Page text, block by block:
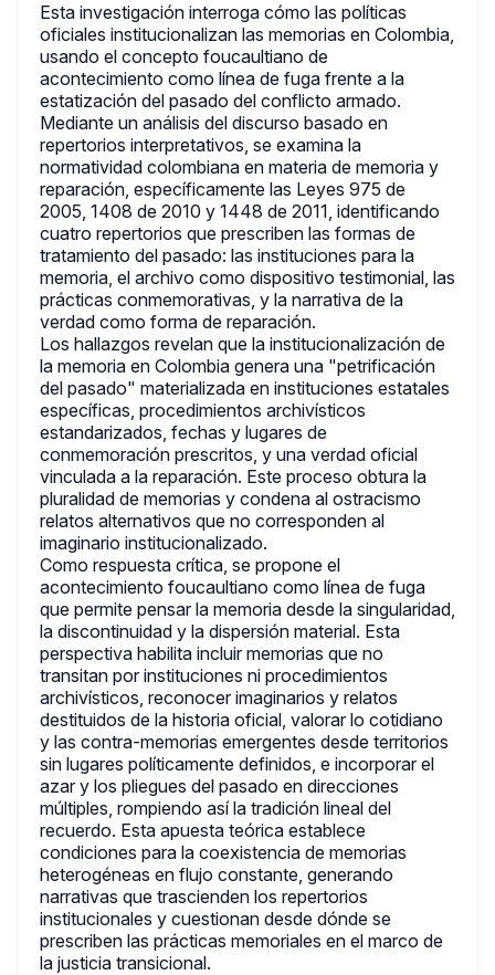
Esta investigación interroga cómo las políticas
oficiales institucionalizan las memorias en Colombia,
usando el concepto foucaultiano de
acontecimiento como línea de fuga frente a la
estatización del pasado del conflicto armado.
Mediante un análisis del discurso basado en
repertorios interpretativos, se examina la
normatividad colombiana en materia de memoria y
reparación, específicamente las Leyes 975 de
2005, 1408 de 2010 y 1448 de 2011, identificando
cuatro repertorios que prescriben las formas de
tratamiento del pasado: las instituciones para la
memoria, el archivo como dispositivo testimonial, las
prácticas conmemorativas, y la narrativa de la
verdad como forma de reparación.
Los hallazgos revelan que la institucionalización de
la memoria en Colombia genera una "petrificación
del pasado" materializada en instituciones estatales
específicas, procedimientos archivísticos
estandarizados, fechas y lugares de
conmemoración prescritos, y una verdad oficial
vinculada a la reparación. Este proceso obtura la
pluralidad de memorias y condena al ostracismo
relatos alternativos que no corresponden al
imaginario institucionalizado.
Como respuesta crítica, se propone el
acontecimiento foucaultiano como línea de fuga
que permite pensar la memoria desde la singularidad,
la discontinuidad y la dispersión material. Esta
perspectiva habilita incluir memorias que no
transitan por instituciones ni procedimientos
archivísticos, reconocer imaginarios y relatos
destituidos de la historia oficial, valorar lo cotidiano
y las contra-memorias emergentes desde territorios
sin lugares políticamente definidos, e incorporar el
azar y los pliegues del pasado en direcciones
múltiples, rompiendo así la tradición lineal del
recuerdo. Esta apuesta teórica establece
condiciones para la coexistencia de memorias
heterogéneas en flujo constante, generando
narrativas que trascienden los repertorios
institucionales y cuestionan desde dónde se
prescriben las prácticas memoriales en el marco de
la justicia transicional.